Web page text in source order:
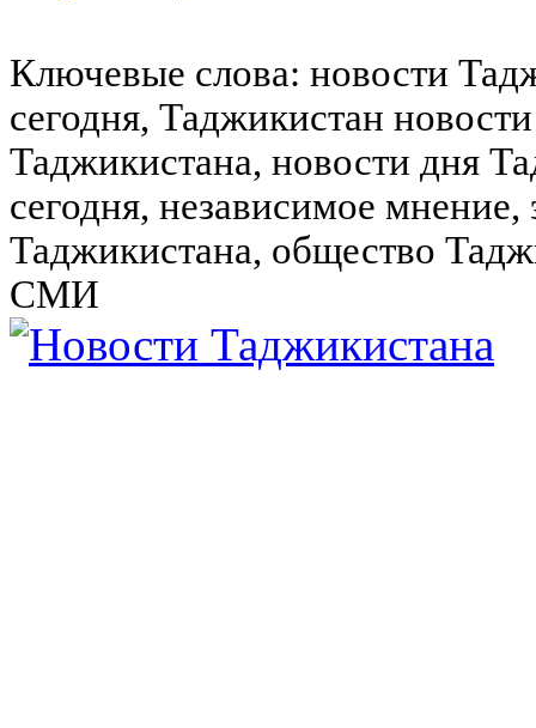
Ключевые слова: новости
сегодня, Таджикистан
Таджикистана, новости дня
сегодня, независимое
Таджикистана, общество
СМИ